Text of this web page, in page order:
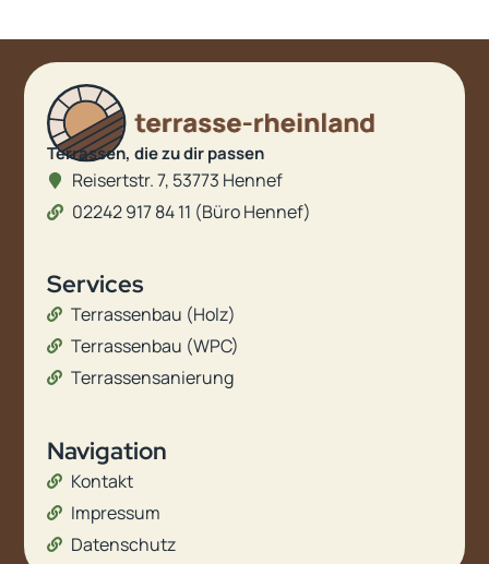
Terrassen, die zu dir passen
Reisertstr. 7, 53773 Hennef
02242 917 84 11 (Büro Hennef)
Services
Terrassenbau (Holz)
Terrassenbau (WPC)
Terrassensanierung
Navigation
Kontakt
Impressum
Datenschutz